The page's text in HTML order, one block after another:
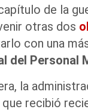
de la
otras dos
con una
del Personal
la
que recibió